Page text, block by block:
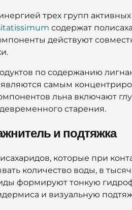
трех групп
содержат
действуют
по содержанию
являются самым
льна включают
старения.
и подтяжка
которые при
количество воды, в
формируют тонкую
и визуальную